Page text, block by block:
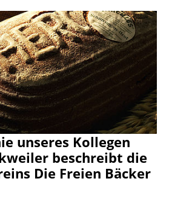
unseres Kollegen
beschreibt die
Die Freien Bäcker